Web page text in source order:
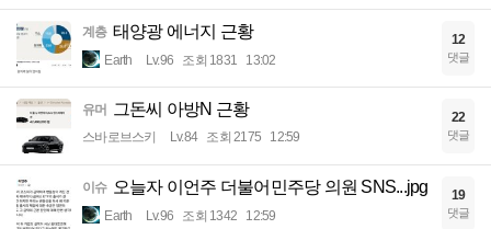
계층 태양광 에너지 근황
Earth Lv.96 조회 1831 13:02
12
댓글
유머 그돈씨 아방N 근황
스바로브스키 Lv.84 조회 2175 12:59
22
댓글
이슈 오늘자 이언주 더불어민주당 의원 SNS...jpg
Earth Lv.96 조회 1342 12:59
19
댓글